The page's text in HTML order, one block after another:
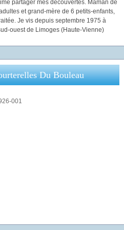
partager mes découvertes. Maman de
et grand-mère de 6 petits-enfants,
Je vis depuis septembre 1975 à
ouest de Limoges (Haute-Vienne)
Du Bouleau